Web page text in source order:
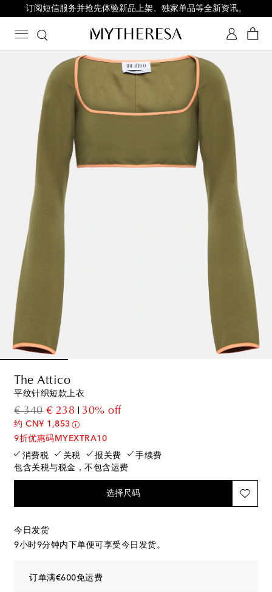
订阅短信服务并抢先体验新品上架、独家单品等全新资讯。
The Attico
平纹针织短款上衣
€ 340original price
€ 238discount price
30% off
约 CN¥ 1,853
9折优惠码MYEXTRA10
消费税
关税 报关费
手续费
包含关税与税金，不包含运费
选择尺码
今日发货
9小时9分钟内下单便可享受今日发货。
订单满€600免运费